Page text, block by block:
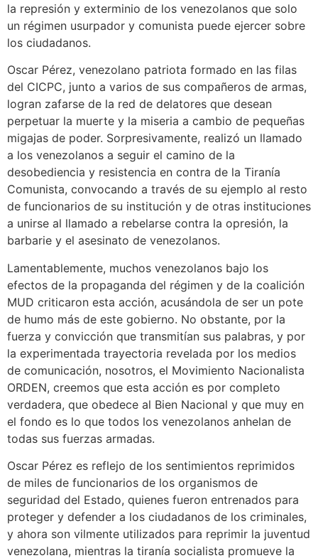
la represión y exterminio de los venezolanos que solo
un régimen usurpador y comunista puede ejercer sobre
los ciudadanos.
Oscar Pérez, venezolano patriota formado en las filas
del CICPC, junto a varios de sus compañeros de armas,
logran zafarse de la red de delatores que desean
perpetuar la muerte y la miseria a cambio de pequeñas
migajas de poder. Sorpresivamente, realizó un llamado
a los venezolanos a seguir el camino de la
desobediencia y resistencia en contra de la Tiranía
Comunista, convocando a través de su ejemplo al resto
de funcionarios de su institución y de otras instituciones
a unirse al llamado a rebelarse contra la opresión, la
barbarie y el asesinato de venezolanos.
Lamentablemente, muchos venezolanos bajo los
efectos de la propaganda del régimen y de la coalición
MUD criticaron esta acción, acusándola de ser un pote
de humo más de este gobierno. No obstante, por la
fuerza y convicción que transmitían sus palabras, y por
la experimentada trayectoria revelada por los medios
de comunicación, nosotros, el Movimiento Nacionalista
ORDEN, creemos que esta acción es por completo
verdadera, que obedece al Bien Nacional y que muy en
el fondo es lo que todos los venezolanos anhelan de
todas sus fuerzas armadas.
Oscar Pérez es reflejo de los sentimientos reprimidos
de miles de funcionarios de los organismos de
seguridad del Estado, quienes fueron entrenados para
proteger y defender a los ciudadanos de los criminales,
y ahora son vilmente utilizados para reprimir la juventud
venezolana, mientras la tiranía socialista promueve la